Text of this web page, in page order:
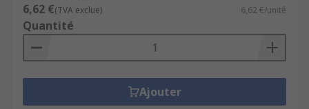
6,62 €(TVA exclue) 6,62 €/unité
Quantité
Ajouter